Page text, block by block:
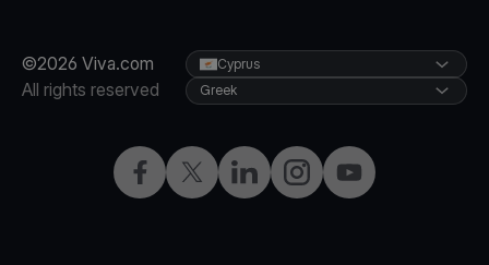
©2026 Viva.com
All rights reserved
Facebook
X LinkedInInstagramYouTube
Cyprus
Greek